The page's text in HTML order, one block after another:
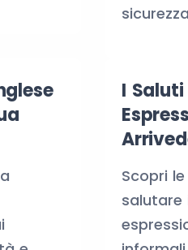
I
Scopri
salutare